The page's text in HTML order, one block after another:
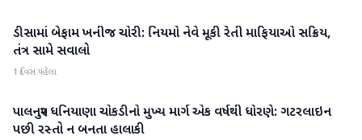
બનાસકાંઠા
ડીસામાં બેફામ ખનીજ ચોરી: નિયમો નેવે મૂકી રેતી માફિયાઓ સક્રિય,
તંત્ર સામે સવાલો
1 દિવસ પહેલા
બનાસકાંઠા
પાલનપુર ધનિયાણા ચોકડીનો મુખ્ય માર્ગ એક વર્ષથી ધોરણે: ગટરલાઇન
પછી રસ્તો ન બનતા હાલાકી